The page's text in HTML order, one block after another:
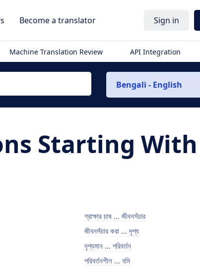
Become a translator Sign in
Machine Translation Review API Integration
Bengali - English
Starting
গ্রাক্ষার চাষ ... জীবনসঁচার
জীবনসঁচার করা ... দৃশ্য
দৃশ্যমান ... পরিবর্তন
পরিবর্তনশীল ... বমি